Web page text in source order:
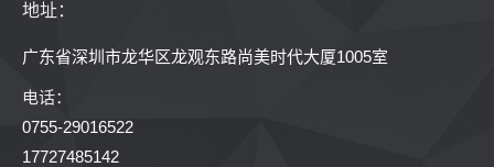
地址：
广东省深圳市龙华区龙观东路尚美时代大厦1005室
电话：
0755-29016522
17727485142